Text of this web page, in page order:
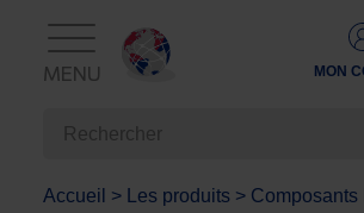
MENU MON
Accueil > Les produits >